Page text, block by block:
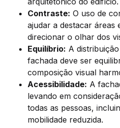
Contraste: O uso de
ajudar a destacar áreas
direcionar o olhar dos
Equilíbrio: A
fachada deve ser
composição visual
Acessibilidade: A
levando em
todas as pessoas,
mobilidade reduzida.